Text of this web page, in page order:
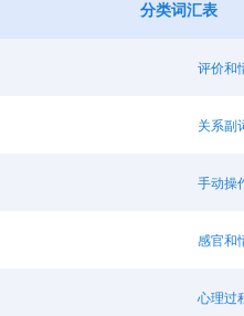
分类词汇表
评价和
关系副
手动操
感官和
心理过